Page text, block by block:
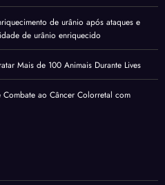
de urânio após ataques e
de urânio enriquecido
Mais de 100 Animais Durante Lives
ao Câncer Colorretal com